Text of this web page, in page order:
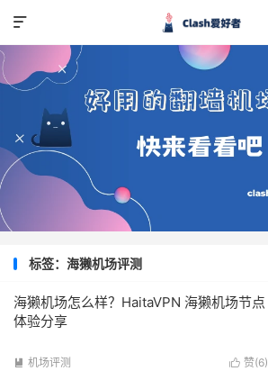

标签：海獭机场评测
海獭机场怎么样？HaitaVPN 海獭机场节点
体验分享
 赞(6)
 机场评测